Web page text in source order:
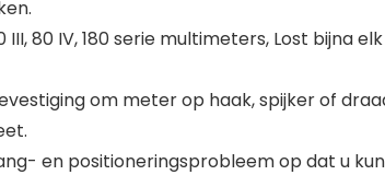
III, 80 IV, 180 serie multimeters, Lost
om meter op haak, spijker of
en positioneringsprobleem op dat u